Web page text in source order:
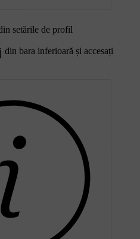
setările de profil
din bara inferioară și accesați